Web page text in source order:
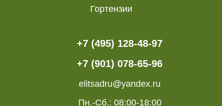
Гортензии
+7 (495) 128-48-97
+7 (901) 078-65-96
elitsadru@yandex.ru
Пн.-Сб.: 08:00-18:00